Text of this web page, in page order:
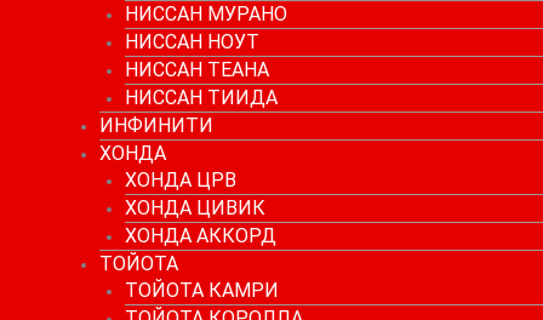
НИССАН МУРАНО
НИССАН НОУТ
НИССАН ТЕАНА
НИССАН ТИИДА
ИНФИНИТИ
ХОНДА
ХОНДА ЦРВ
ХОНДА ЦИВИК
ХОНДА АККОРД
ТОЙОТА
ТОЙОТА КАМРИ